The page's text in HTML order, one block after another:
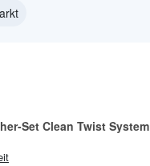
Set Clean Twist System